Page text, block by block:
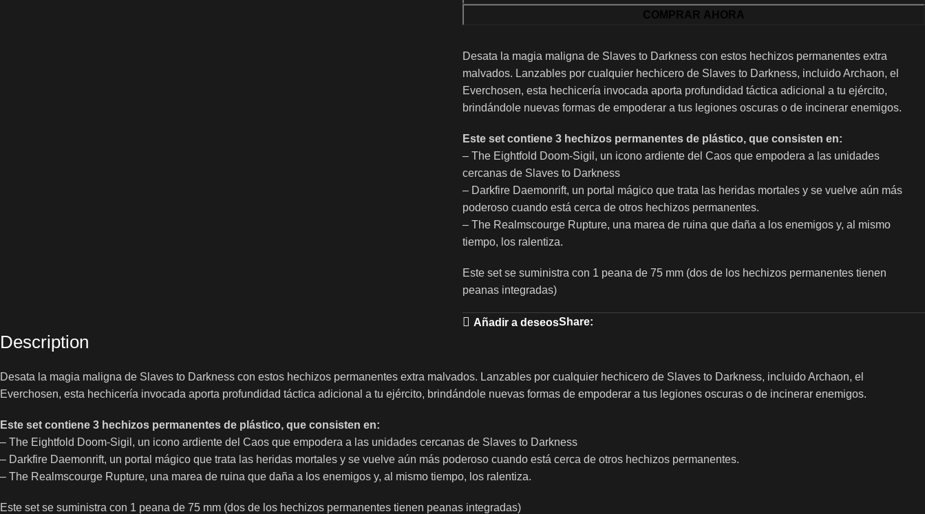
COMPRAR AHORA
Desata la magia maligna de Slaves to Darkness con estos hechizos permanentes extra
malvados. Lanzables por cualquier hechicero de Slaves to Darkness, incluido Archaon, el
Everchosen, esta hechicería invocada aporta profundidad táctica adicional a tu ejército,
brindándole nuevas formas de empoderar a tus legiones oscuras o de incinerar enemigos.
Este set contiene 3 hechizos permanentes de plástico, que consisten en:
– The Eightfold Doom-Sigil, un icono ardiente del Caos que empodera a las unidades
cercanas de Slaves to Darkness
– Darkfire Daemonrift, un portal mágico que trata las heridas mortales y se vuelve aún más
poderoso cuando está cerca de otros hechizos permanentes.
– The Realmscourge Rupture, una marea de ruina que daña a los enemigos y, al mismo
tiempo, los ralentiza.
Este set se suministra con 1 peana de 75 mm (dos de los hechizos permanentes tienen
peanas integradas)
Añadir a deseosShare:
Description
Desata la magia maligna de Slaves to Darkness con estos hechizos permanentes extra malvados. Lanzables por cualquier hechicero de Slaves to Darkness, incluido Archaon, el
Everchosen, esta hechicería invocada aporta profundidad táctica adicional a tu ejército, brindándole nuevas formas de empoderar a tus legiones oscuras o de incinerar enemigos.
Este set contiene 3 hechizos permanentes de plástico, que consisten en:
– The Eightfold Doom-Sigil, un icono ardiente del Caos que empodera a las unidades cercanas de Slaves to Darkness
– Darkfire Daemonrift, un portal mágico que trata las heridas mortales y se vuelve aún más poderoso cuando está cerca de otros hechizos permanentes.
– The Realmscourge Rupture, una marea de ruina que daña a los enemigos y, al mismo tiempo, los ralentiza.
Este set se suministra con 1 peana de 75 mm (dos de los hechizos permanentes tienen peanas integradas)